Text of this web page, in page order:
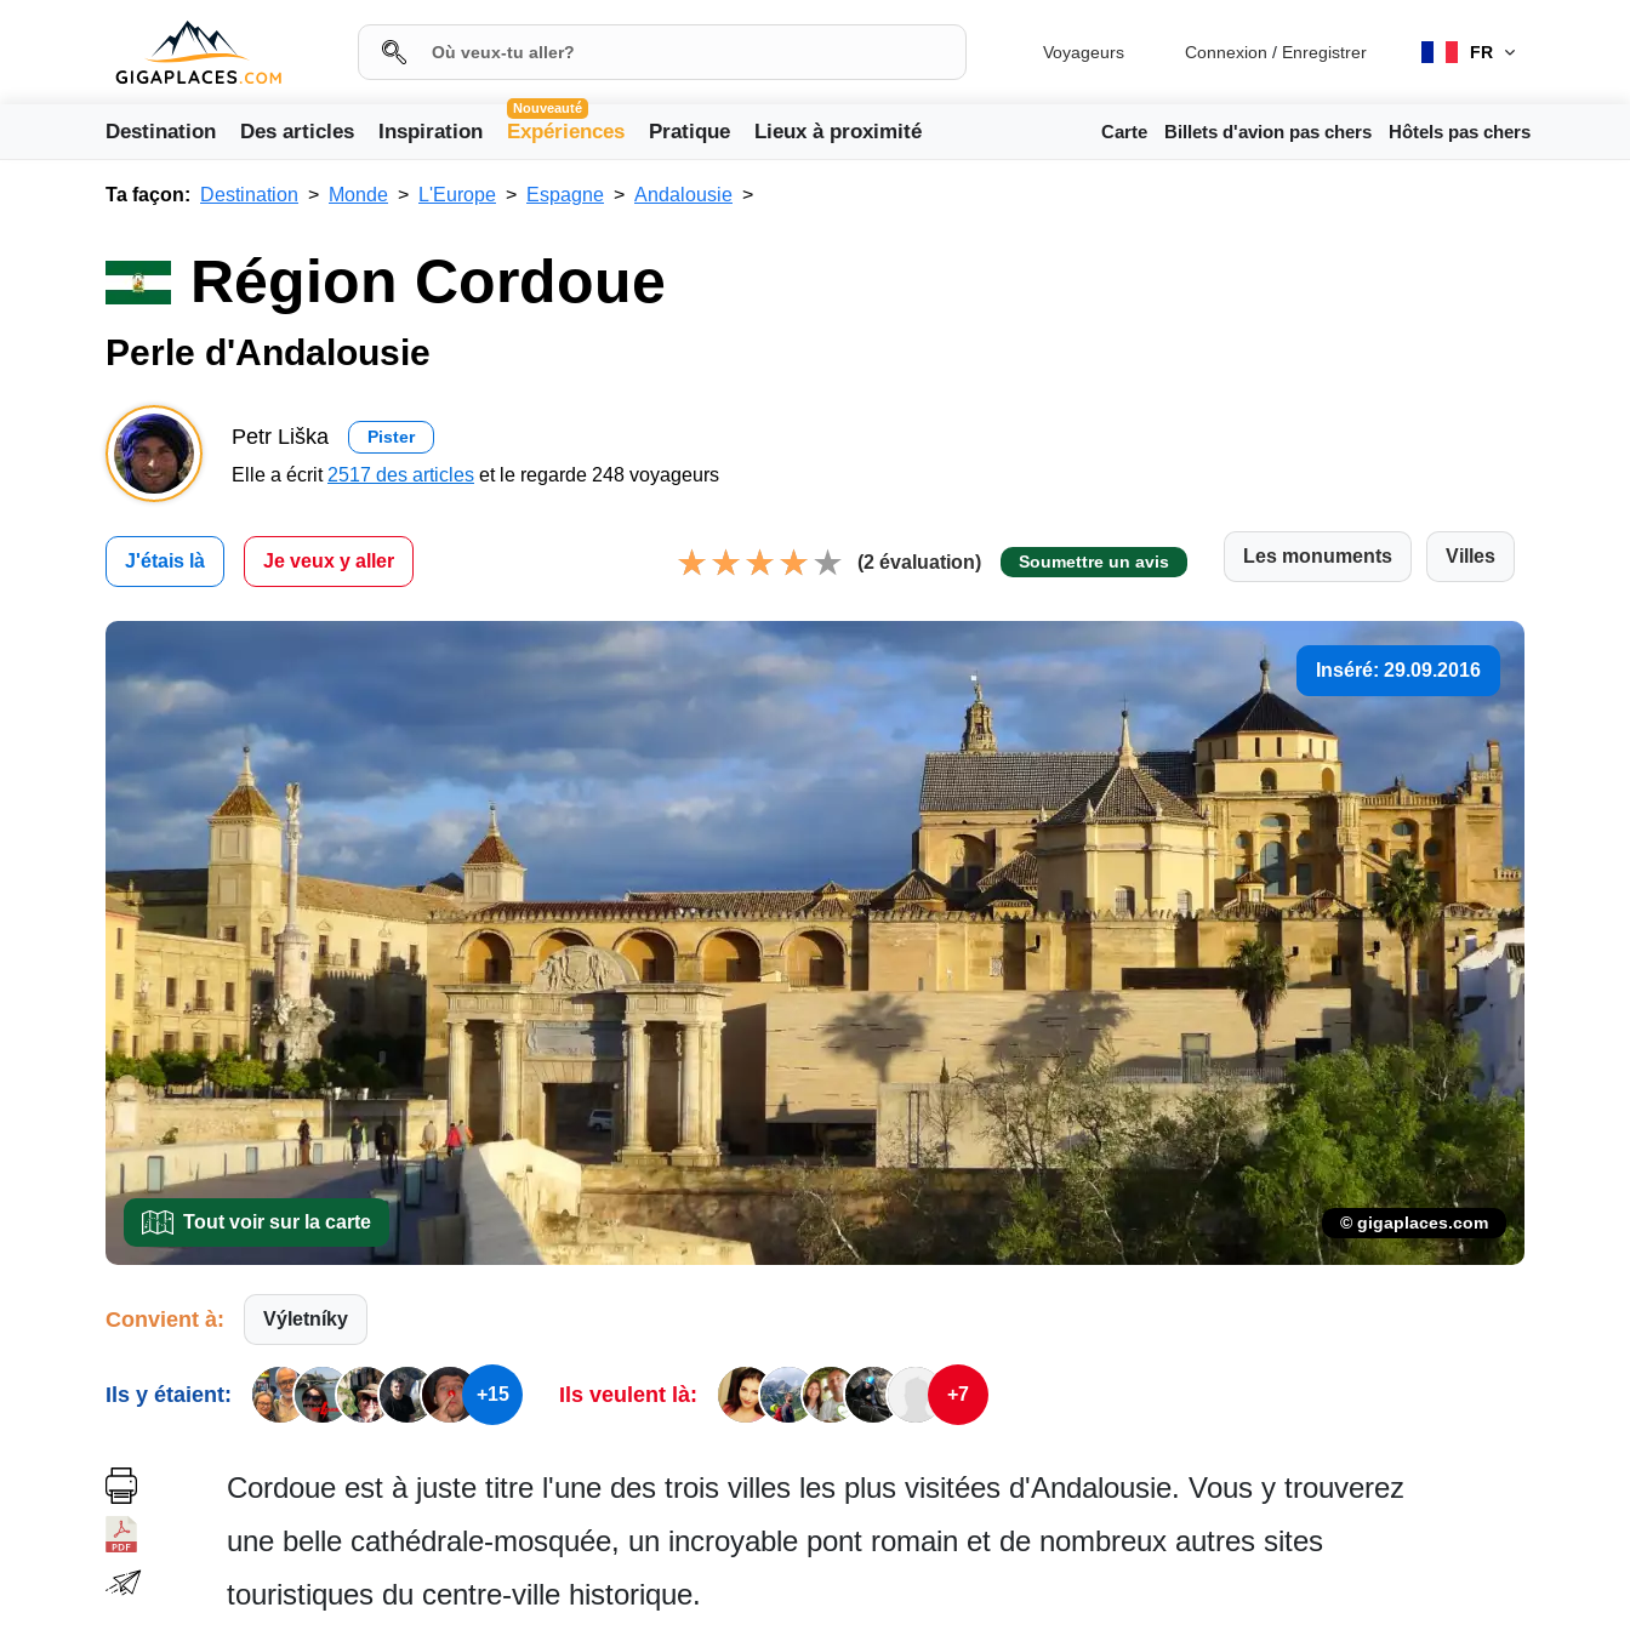
Voyageurs Connexion / Enregistrer FR
Destination Des articles Inspiration
Nouveauté
Expériences Pratique Lieux à proximité Carte Billets d'avion pas chers Hôtels pas chers
Ta façon: Destination Monde L'Europe Espagne Andalousie
Région Cordoue
Perle d'Andalousie
Petr Liška Pister
Elle a écrit 2517 des articles et le regarde 248 voyageurs
J'étais là Je veux y aller (2 évaluation) Soumettre un avis Les monuments Villes
Inséré: 29.09.2016
Tout voir sur la carte © gigaplaces.com
Convient à: Výletníky
Ils y étaient: +15 Ils veulent là: +7
Cordoue est à juste titre l'une des trois villes les plus visitées d'Andalousie. Vous y trouverez
une belle cathédrale-mosquée, un incroyable pont romain et de nombreux autres sites
touristiques du centre-ville historique.